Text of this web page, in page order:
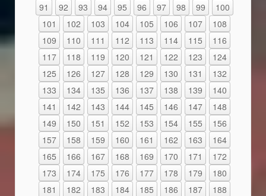
91
92 93 94 95 96 97 98 99
100
101
102 103 104 105 106 107
108
109
110 111 112 113 114 115
116
117
118 119 120 121 122 123
124
125
126 127 128 129 130 131
132
133
134 135 136 137 138 139
140
141
142 143 144 145 146 147
148
149
150 151 152 153 154 155
156
157
158 159 160 161 162 163
164
165
166 167 168 169 170 171
172
173
174 175 176 177 178 179
180
181
182 183 184 185 186 187
188